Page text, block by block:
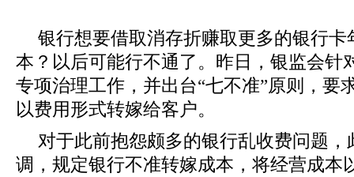
银行想要借取消存折赚取更多的银行
本？以后可能行不通了。昨日，银监会针
专项治理工作，并出台“七不准”原则，要
以费用形式转嫁给客户。
对于此前抱怨颇多的银行乱收费问题
调，规定银行不准转嫁成本，将经营成本